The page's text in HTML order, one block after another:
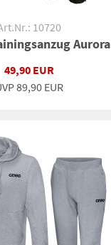
10720
Aurora
49,90 EUR
89,90 EUR